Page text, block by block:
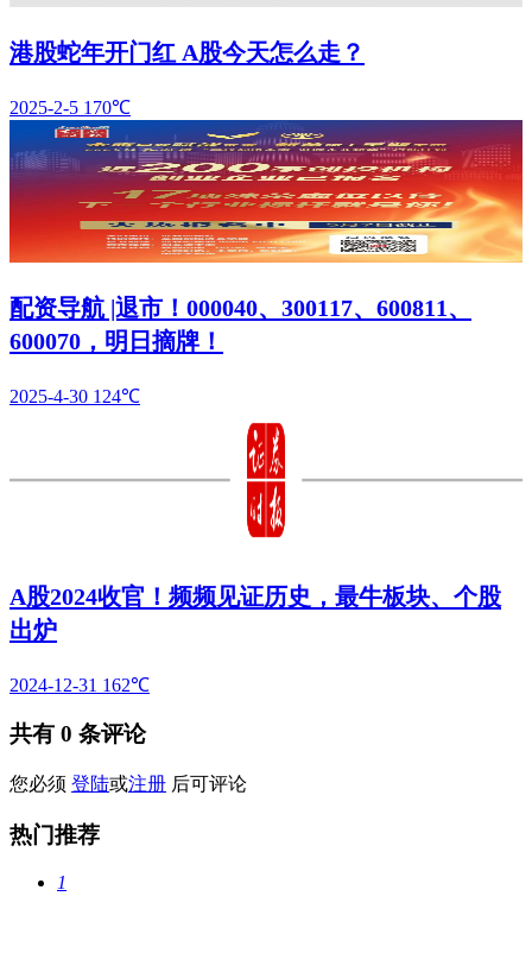
港股蛇年开门红 A股今天怎么走？
2025-2-5 170℃
配资导航 |退市！000040、300117、600811、
600070，明日摘牌！
2025-4-30 124℃
A股2024收官！频频见证历史，最牛板块、个股
出炉
2024-12-31 162℃
共有 0 条评论
您必须 登陆或注册 后可评论
热门推荐
1